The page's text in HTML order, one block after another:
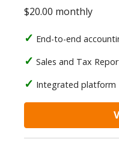
$20.00 monthly
End-to-end
Sales and Tax
Integrated platform